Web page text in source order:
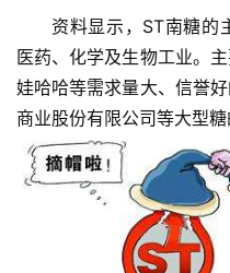
资料显示，ST南糖的
医药、化学及生物工业。
娃哈哈等需求量大、信誉
商业股份有限公司等大型